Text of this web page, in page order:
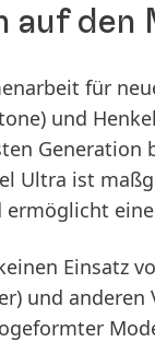
auf den
für
und
Ultra ist
Einsatz
und